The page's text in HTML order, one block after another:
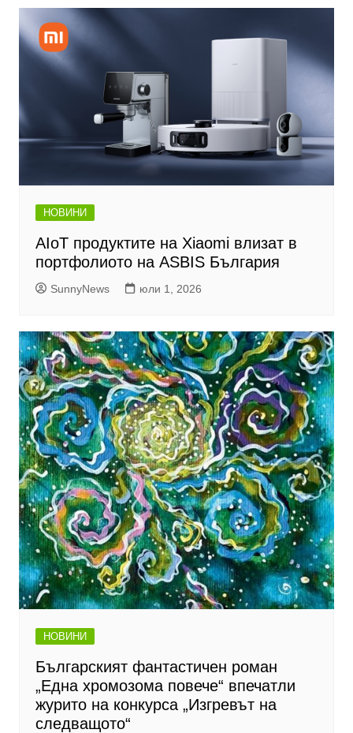
НОВИНИ
AIoT продуктите на Xiaomi влизат в
портфолиото на ASBIS България
SunnyNews юли 1, 2026
НОВИНИ
Българският фантастичен роман
„Една хромозома повече“ впечатли
журито на конкурса „Изгревът на
следващото“